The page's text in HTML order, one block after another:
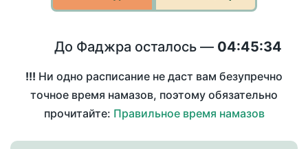
До Фаджра осталось — 04:45:34
!!! Ни одно расписание не даст вам безупречно
точное время намазов, поэтому обязательно
прочитайте: Правильное время намазов